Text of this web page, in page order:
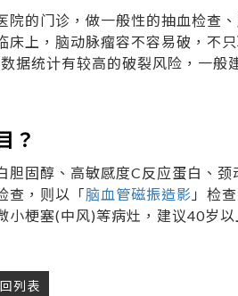
的门诊，做一般性的抽血检查
上，脑动脉瘤容不容易破，不
据统计有较高的破裂风险，一般
？
固醇、高敏感度C反应蛋白、颈
查，则以「脑血管磁振造影 」检
梗塞(中风)等病灶，建议40岁以
回列表